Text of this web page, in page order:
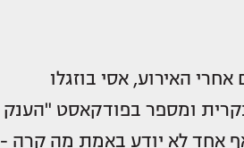
האירוע, אסי בוזגלו
ומספר בפודקאסט "הענק
אחד לא יודע באמת מה קרה -